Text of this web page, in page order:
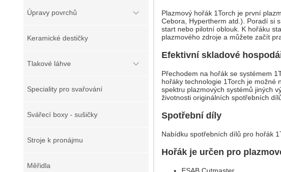
Úpravy povrchů
Keramické destičky
Tlakové láhve
Speciality pro svařování
Svářecí boxy - sušičky
Stroje k pronájmu
Měřidla
Plazmový hořák 1Torch je první
Cebora, Hypertherm atd.). Poradí si
start nebo pilotní oblouk. K hořáku
plazmového zdroje a můžete začít
Efektivní skladové
Přechodem na hořák se systémem
hořáky technologie 1Torch je
spektru plazmových systémů jiných
životnosti originálních spotřebních
Spotřební díly
Nabídku spotřebních dílů pro hořák
Hořák je určen pro
ESAB Cutmaster